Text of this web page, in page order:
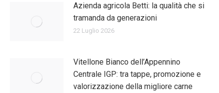
Azienda agricola Betti: la qualità che si
tramanda da generazioni
22 Luglio 2026
Vitellone Bianco dell’Appennino
Centrale IGP: tra tappe, promozione e
valorizzazione della migliore carne